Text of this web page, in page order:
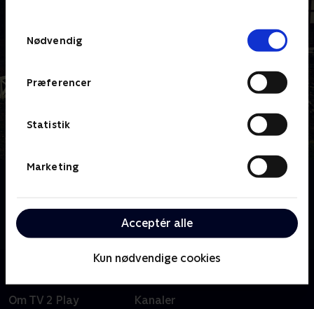
Nødvendig
Præferencer
Statistik
Marketing
Acceptér alle
Kun nødvendige cookies
når Hans Pilgaard tager kendte danskere med rundt i
Danmark.
Om TV 2 Play Kanaler